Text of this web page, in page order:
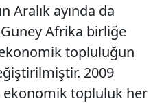
Aralık ayında da
Afrika birliğe
topluluğun
2009
ekonomik topluluk her